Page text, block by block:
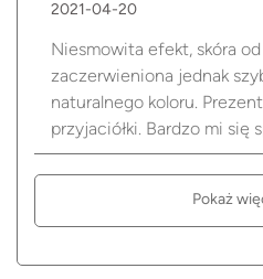
2021-04-20
Niesmowita efekt, skóra
zaczerwieniona jednak
naturalnego koloru.
przyjaciółki. Bardzo mi się
Pokaż